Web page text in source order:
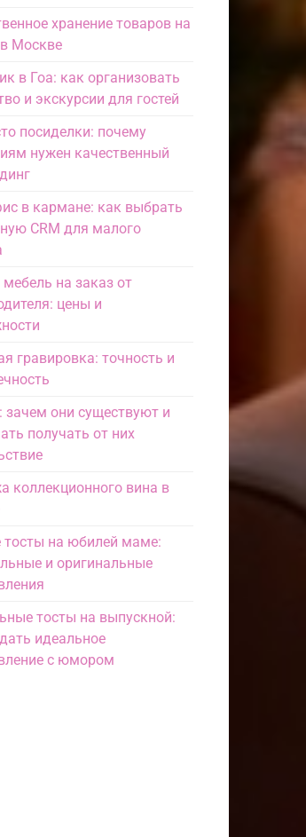
хранение товаров на
Москве
в Гоа: как организовать
и экскурсии для гостей
посиделки: почему
нужен качественный
в кармане: как выбрать
CRM для малого
на заказ от
цены и
гравировка: точность и
зачем они существуют и
получать от них
коллекционного вина в
тосты на юбилей маме:
и оригинальные
тосты на выпускной:
идеальное
с юмором